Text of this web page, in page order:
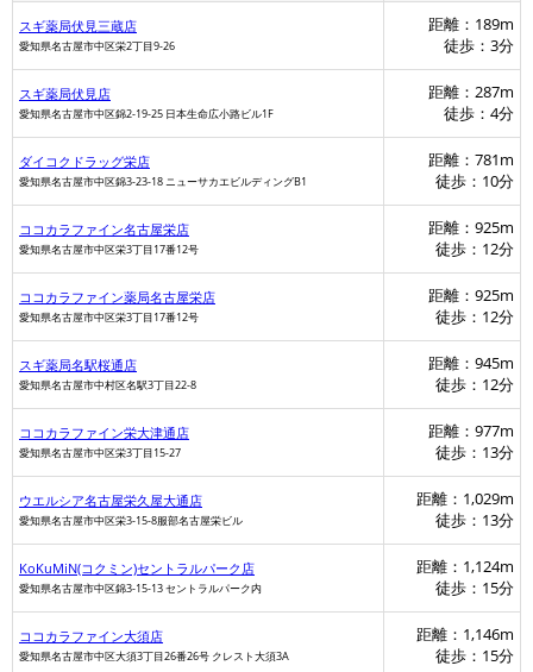
スギ薬局伏見三蔵店
愛知県名古屋市中区栄2丁目9-26
距離：189m
徒歩：3分
スギ薬局伏見店
愛知県名古屋市中区錦2-19-25 日本生命広小路ビル1F
距離：287m
徒歩：4分
ダイコクドラッグ栄店
愛知県名古屋市中区錦3-23-18 ニューサカエビルディングB1
距離：781m
徒歩：10分
ココカラファイン名古屋栄店
愛知県名古屋市中区栄3丁目17番12号
距離：925m
徒歩：12分
ココカラファイン薬局名古屋栄店
愛知県名古屋市中区栄3丁目17番12号
距離：925m
徒歩：12分
スギ薬局名駅桜通店
愛知県名古屋市中村区名駅3丁目22-8
距離：945m
徒歩：12分
ココカラファイン栄大津通店
愛知県名古屋市中区栄3丁目15-27
距離：977m
徒歩：13分
ウエルシア名古屋栄久屋大通店
愛知県名古屋市中区栄3-15-8服部名古屋栄ビル
距離：1,029m
徒歩：13分
KoKuMiN(コクミン)セントラルパーク店
愛知県名古屋市中区錦3-15-13 セントラルパーク内
距離：1,124m
徒歩：15分
ココカラファイン大須店
愛知県名古屋市中区大須3丁目26番26号 クレスト大須3A
距離：1,146m
徒歩：15分